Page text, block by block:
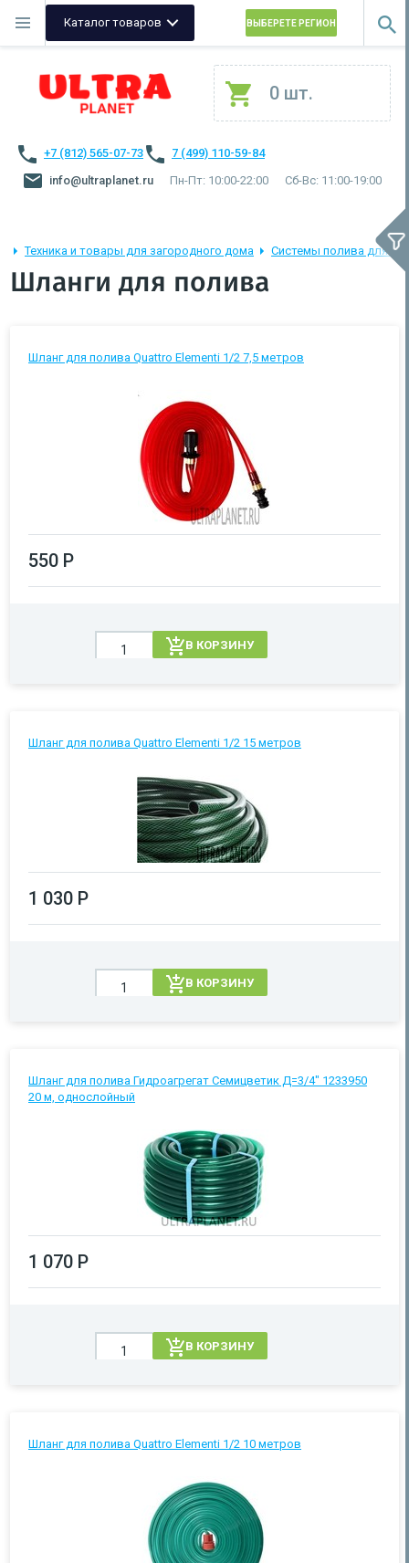
Каталог товаров ВЫБЕРЕТЕ РЕГИОН
0 шт.
+7 (812) 565-07-73
7 (499) 110-59-84
info@ultraplanet.ru
Пн-Пт: 10:00-22:00 Сб-Вс: 11:00-19:00
Техника и товары для загородного дома Системы полива для
Шланги для полива
Шланг для полива Quattro Elementi 1/2 7,5 метров
550 Р
В КОРЗИНУ
Шланг для полива Quattro Elementi 1/2 15 метров
1 030 Р
В КОРЗИНУ
Шланг для полива Гидроагрегат Семицветик Д=3/4" 1233950
20 м, однослойный
1 070 Р
В КОРЗИНУ
Шланг для полива Quattro Elementi 1/2 10 метров